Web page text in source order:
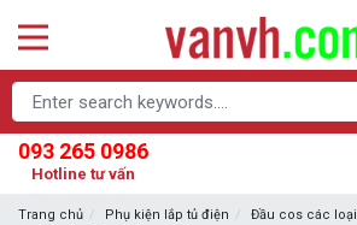
093 265 0986
Hotline tư vấn
Trang chủ Phụ kiện lắp tủ điện
Đầu cos các loại